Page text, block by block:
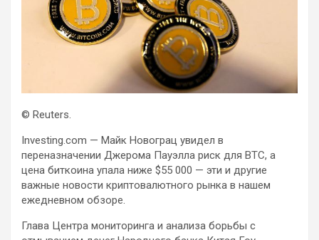
© Reuters.
Investing.com — Майк Новограц увидел в
переназначении Джерома Пауэлла риск для BTC, а
цена биткоина упала ниже $55 000 — эти и другие
важные новости криптовалютного рынка в нашем
ежедневном обзоре.
Глава Центра мониторинга и анализа борьбы с